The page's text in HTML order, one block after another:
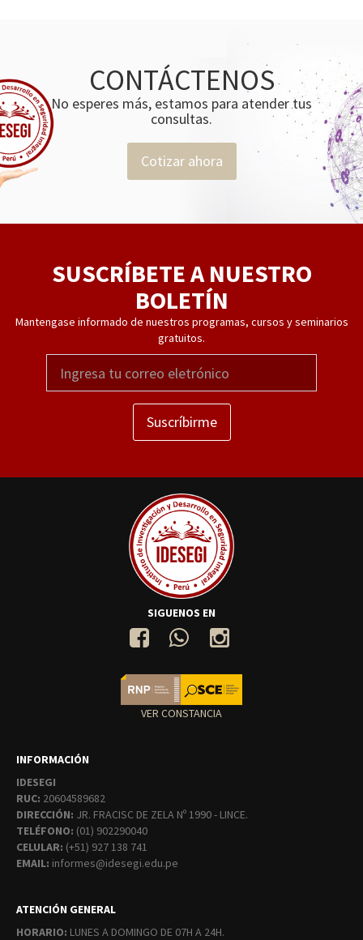
CONTÁCTENOS
No esperes más, estamos para atender tus
consultas.
Cotizar ahora
SUSCRÍBETE A NUESTRO
BOLETÍN
Mantengase informado de nuestros programas, cursos y seminarios
gratuitos.
Suscríbirme
SIGUENOS EN
VER CONSTANCIA
INFORMACIÓN
IDESEGI
RUC: 20604589682
DIRECCIÓN: JR. FRACISC DE ZELA Nº 1990 - LINCE.
TELÉFONO: (01) 902290040
CELULAR: (+51) 927 138 741
EMAIL: informes@idesegi.edu.pe
ATENCIÓN GENERAL
HORARIO: LUNES A DOMINGO DE 07H A 24H.